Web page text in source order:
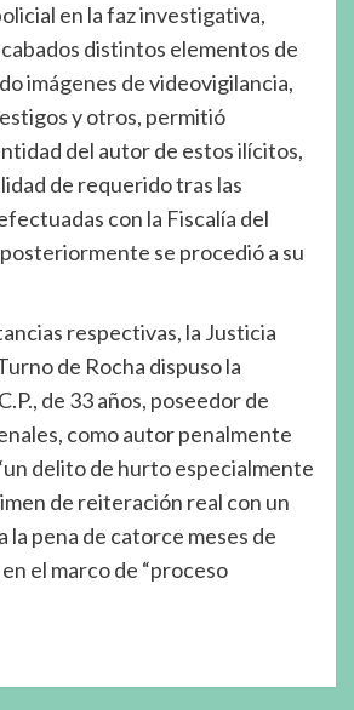
en la faz investigativa,
distintos elementos de
imágenes de videovigilancia,
y otros, permitió
del autor de estos ilícitos,
de requerido tras las
con la Fiscalía del
se procedió a su
respectivas, la Justicia
de Rocha dispuso la
de 33 años, poseedor de
como autor penalmente
delito de hurto especialmente
de reiteración real con un
la pena de catorce meses de
el marco de “proceso